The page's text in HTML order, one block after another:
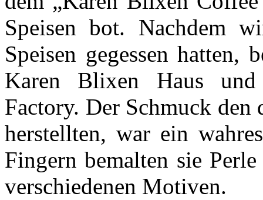
Speisen bot. Nachdem
Speisen gegessen hatten,
Karen Blixen Haus
Factory. Der Schmuck den
herstellten, war ein
Fingern bemalten sie
verschiedenen Motiven.